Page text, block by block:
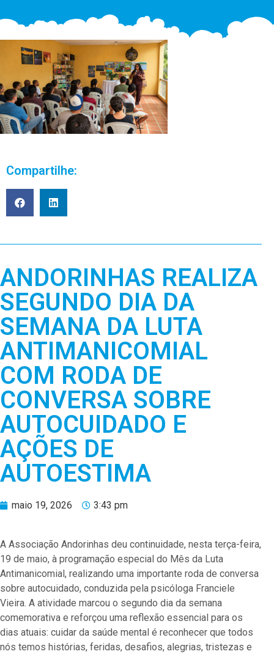
Compartilhe:
ANDORINHAS REALIZA
SEGUNDO DIA DA
SEMANA DA LUTA
ANTIMANICOMIAL
COM RODA DE
CONVERSA SOBRE
AUTOCUIDADO E
AÇÕES DE
AUTOESTIMA
maio 19, 2026 3:43 pm
A Associação Andorinhas deu continuidade, nesta terça-feira,
19 de maio, à programação especial do Mês da Luta
Antimanicomial, realizando uma importante roda de conversa
sobre autocuidado, conduzida pela psicóloga Franciele
Vieira. A atividade marcou o segundo dia da semana
comemorativa e reforçou uma reflexão essencial para os
dias atuais: cuidar da saúde mental é reconhecer que todos
nós temos histórias, feridas, desafios, alegrias, tristezas e